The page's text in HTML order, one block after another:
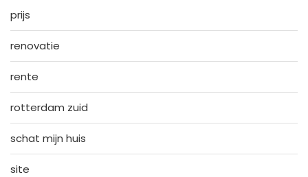
prijs
renovatie
rente
rotterdam zuid
schat mijn huis
site